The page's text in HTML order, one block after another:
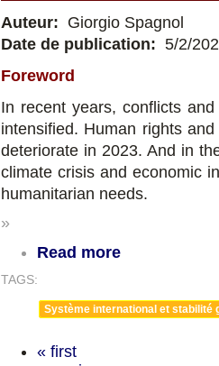
Auteur: Giorgio Spagnol
Date de publication: 5/2/
Foreword
In recent years, conflicts
intensified. Human rights
deteriorate in 2023. And in
climate crisis and economic
humanitarian needs.
»
Read more
TAGS:
Système international et stabilité
« first